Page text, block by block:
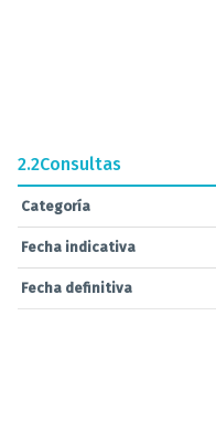
2.2Consultas
Categoría
Fecha indicativa
Fecha definitiva